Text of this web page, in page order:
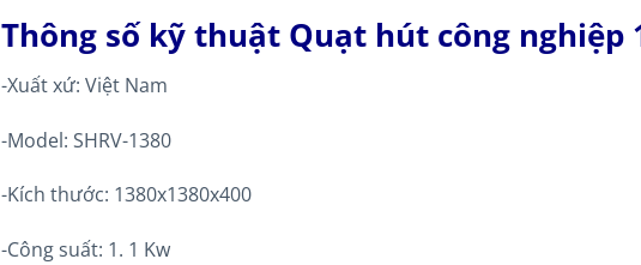
Thông số kỹ thuật Quạt hút công nghiệp
-Xuất xứ: Việt Nam
-Model: SHRV-1380
-Kích thước: 1380x1380x400
-Công suất: 1. 1 Kw